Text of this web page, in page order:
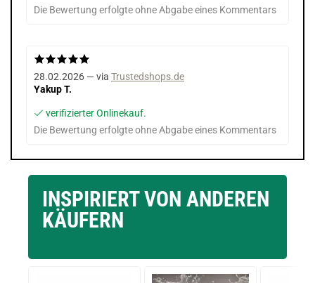
Die Bewertung erfolgte ohne Abgabe eines Kommentars
28.02.2026 — via Trustedshops.de
Yakup T.
verifizierter Onlinekauf.
Die Bewertung erfolgte ohne Abgabe eines Kommentars
INSPIRIERT VON ANDEREN
KÄUFERN